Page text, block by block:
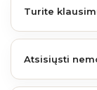
Turite
Atsisiųsti